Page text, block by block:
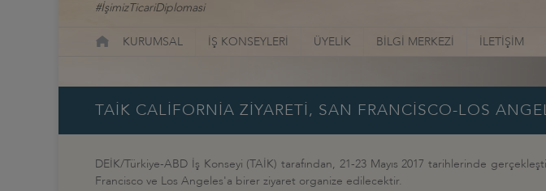
#İşimizTicariDiplomasi
KURUMSAL İŞ KONSEYLERİ ÜYELİK BİLGİ MERKEZİ İLETİŞİM
TAİK CALİFORNİA ZİYARETİ, SAN FRANCİSCO-LOS
DEİK/Türkiye-ABD İş Konseyi (TAİK) tarafından, 21-23 Mayıs 2017 tarihlerinde
Francisco ve Los Angeles'a birer ziyaret organize edilecektir.